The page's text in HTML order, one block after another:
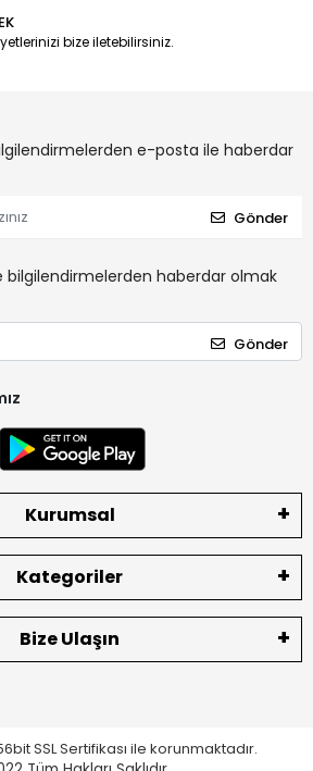
bize iletebilirsiniz.
e-posta ile haberdar
Gönder
bilgilendirmelerden haberdar olmak
Gönder
Kurumsal
Kategoriler
Bize Ulaşın
SSL Sertifikası ile korunmaktadır.